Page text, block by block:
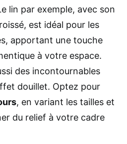
lin par exemple, avec son
est idéal pour les
apportant une touche
à votre espace.
des incontournables
douillet. Optez pour
, en variant les tailles et
du relief à votre cadre